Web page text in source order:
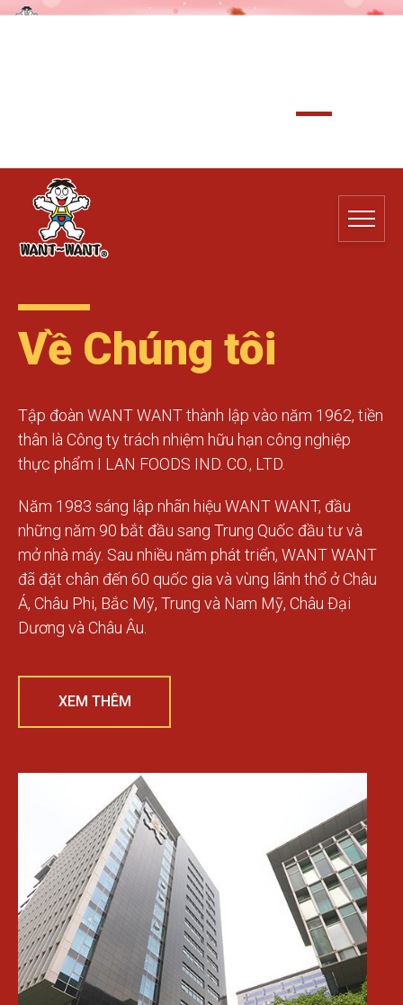
Về Chúng tôi
Tập đoàn WANT WANT thành lập vào năm 1962, tiền
thân là Công ty trách nhiệm hữu hạn công nghiệp
thực phẩm I LAN FOODS IND. CO., LTD.
Năm 1983 sáng lập nhãn hiệu WANT WANT, đầu
những năm 90 bắt đầu sang Trung Quốc đầu tư và
mở nhà máy. Sau nhiều năm phát triển, WANT WANT
đã đặt chân đến 60 quốc gia và vùng lãnh thổ ở Châu
Á, Châu Phi, Bắc Mỹ, Trung và Nam Mỹ, Châu Đại
Dương và Châu Âu.
XEM THÊM